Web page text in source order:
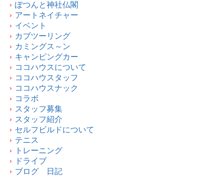
ぽつんと神社仏閣
アートネイチャー
イベント
カブツーリング
カミングス～ン
キャンピングカー
ココハウスについて
ココハウスタッフ
ココハウスナック
コラボ
スタッフ募集
スタッフ紹介
セルフビルドについて
テニス
トレーニング
ドライブ
ブログ 日記